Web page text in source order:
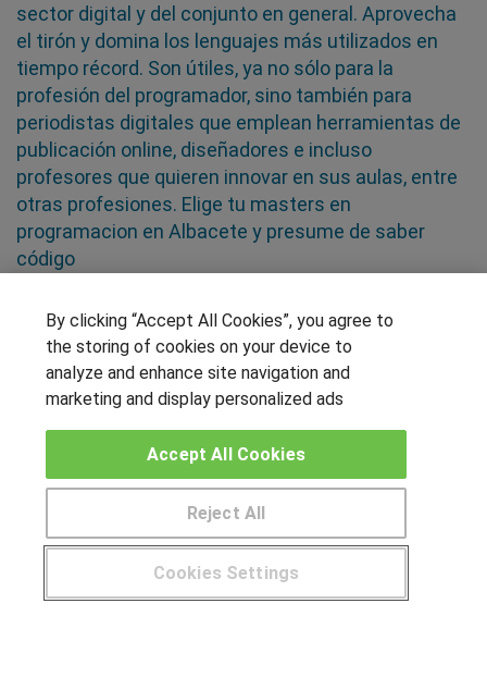
sector digital y del conjunto en general. Aprovecha
el tirón y domina los lenguajes más utilizados en
tiempo récord. Son útiles, ya no sólo para la
profesión del programador, sino también para
periodistas digitales que emplean herramientas de
publicación online, diseñadores e incluso
profesores que quieren innovar en sus aulas, entre
otras profesiones. Elige tu masters en
programacion en Albacete y presume de saber
código
SÍGUENOS EN LAS REDES
Muro de los idiomas
Hablemos de empleo
CENTROS DE FORMACIÓN
¿Tienes alguna duda? 900 264 357
By clicking “Accept All Cookies”, you agree to
the storing of cookies on your device to
analyze and enhance site navigation and
marketing and display personalized ads
Cookies Settings
Reject All
Accept All Cookies